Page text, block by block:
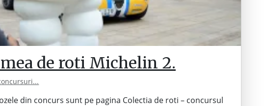
de roti Michelin 2.
din concurs sunt pe pagina Colectia de roti – concursul